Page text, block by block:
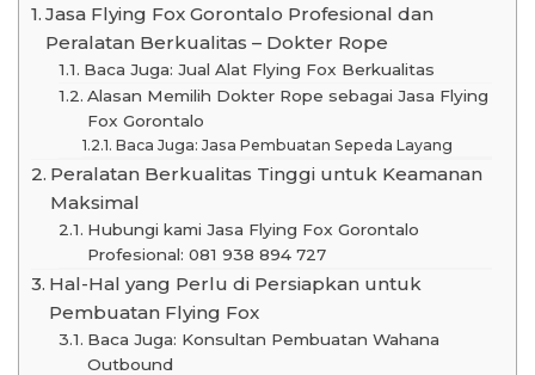
Jasa Flying Fox Gorontalo Profesional dan
Peralatan Berkualitas – Dokter Rope
Baca Juga: Jual Alat Flying Fox Berkualitas
Alasan Memilih Dokter Rope sebagai Jasa Flying
Fox Gorontalo
Baca Juga: Jasa Pembuatan Sepeda Layang
Peralatan Berkualitas Tinggi untuk Keamanan
Maksimal
Hubungi kami Jasa Flying Fox Gorontalo
Profesional: 081 938 894 727
Hal-Hal yang Perlu di Persiapkan untuk
Pembuatan Flying Fox
Baca Juga: Konsultan Pembuatan Wahana
Outbound